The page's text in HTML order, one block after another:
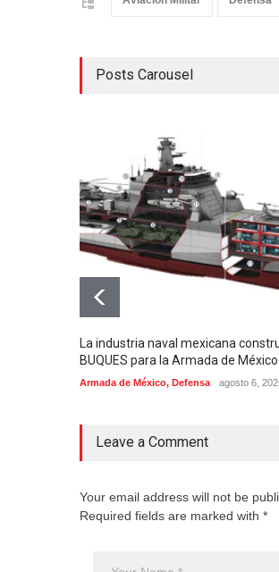
Posts Carousel
La industria naval mexicana
BUQUES para la Armada de México
Armada de México, Defensa agosto 6,
Leave a Comment
Your email address will not be
Required fields are marked with *